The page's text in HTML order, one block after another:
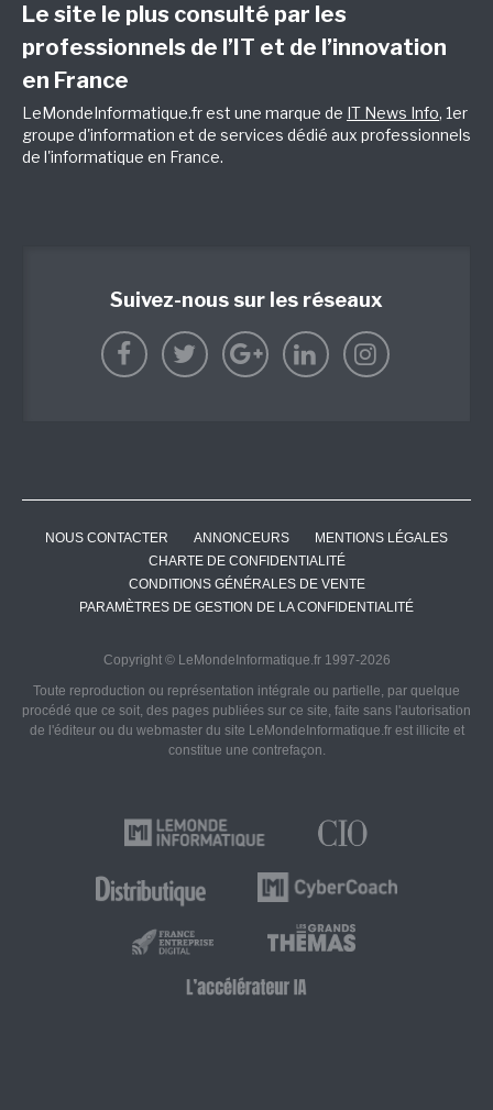
Le site le plus consulté par les
professionnels de l’IT et de l’innovation
en France
LeMondeInformatique.fr est une marque de IT News Info, 1er
groupe d'information et de services dédié aux professionnels
de l'informatique en France.
Suivez-nous sur les réseaux
NOUS CONTACTER ANNONCEURS
MENTIONS LÉGALES
CHARTE DE CONFIDENTIALITÉ
CONDITIONS GÉNÉRALES DE VENTE
PARAMÈTRES DE GESTION DE LA CONFIDENTIALITÉ
Copyright © LeMondeInformatique.fr 1997-2026
Toute reproduction ou représentation intégrale ou partielle, par quelque
procédé que ce soit, des pages publiées sur ce site, faite sans l'autorisation
de l'éditeur ou du webmaster du site LeMondeInformatique.fr est illicite et
constitue une contrefaçon.